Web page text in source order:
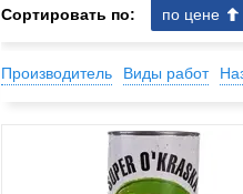
Сортировать по: по цене
Производитель Виды работ